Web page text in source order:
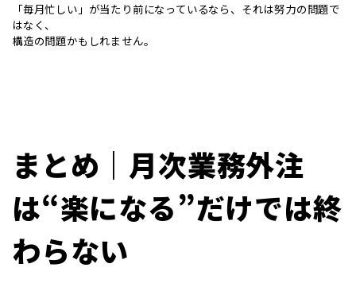
「毎月忙しい」が当たり前になっているなら、それは努力の問題で
はなく、
構造の問題かもしれません。
まとめ｜ 月次業務外注
は“楽になる”だけでは終
わらない